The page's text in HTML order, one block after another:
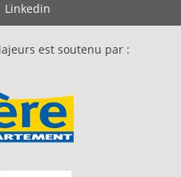
Linkedin
est soutenu par :